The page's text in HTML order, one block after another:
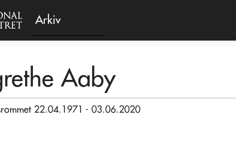
Arkiv
Aaby
22.04.1971 - 03.06.2020